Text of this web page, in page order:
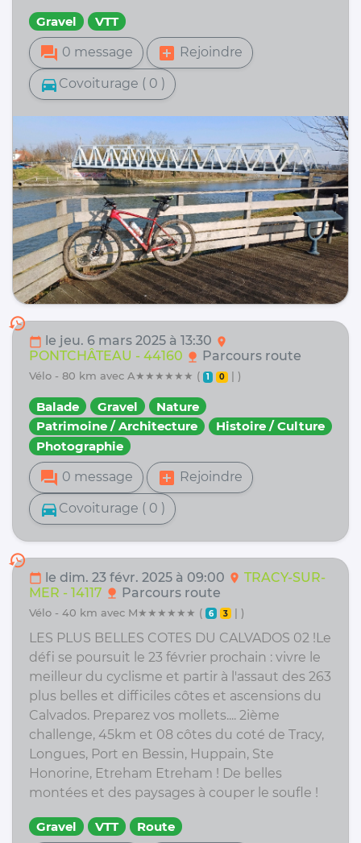
Gravel VTT
forum 0 message add_box Rejoindre
directions_car Covoiturage ( 0 )
history
calendar_today le jeu. 6 mars 2025 à 13:30 location_on
PONTCHÂTEAU - 44160 nature Parcours route
vélo - 80 km avec A★★★★★★ ( 1 0 | )
Balade Gravel
Nature
Patrimoine / Architecture
Histoire / Culture
Photographie
forum 0 message add_box Rejoindre
directions_car Covoiturage ( 0 )
history
calendar_today le dim. 23 févr. 2025 à 09:00 location_on TRACY-SUR-
MER - 14117 nature Parcours route
vélo - 40 km avec M★★★★★★ ( 6 3 | )
LES PLUS BELLES COTES DU CALVADOS 02 !Le
défi se poursuit le 23 février prochain : vivre le
meilleur du cyclisme et partir à l'assaut des 263
plus belles et difficiles côtes et ascensions du
Calvados. Preparez vos mollets.... 2ième
challenge, 45km et 08 côtes du coté de Tracy,
Longues, Port en Bessin, Huppain, Ste
Honorine, Etreham Etreham ! De belles
montées et des paysages à couper le soufle !
Gravel VTT Route